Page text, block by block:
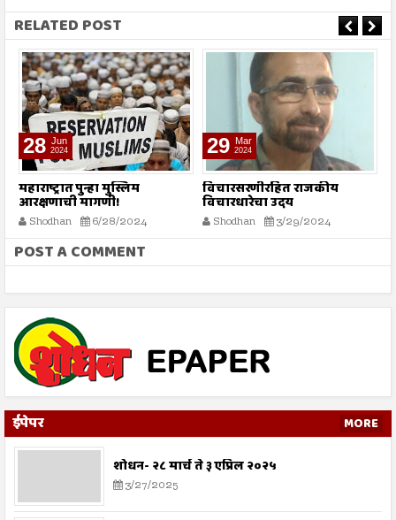
RELATED POST
28 Jun
2024
महाराष्ट्रात पुन्हा मुस्लिम
आरक्षणाची मागणी!
Shodhan 6/28/2024
29 Mar
2024
विचारसरणीरहित राजकीय
विचारधारेचा उदय
Shodhan 3/29/2024
POST A COMMENT
ईपेपर MORE
शोधन- २८ मार्च ते ३ एप्रिल २०२५
3/27/2025